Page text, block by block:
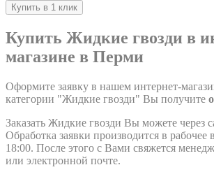
Купить в 1 клик
Купить Жидкие гвозди в
магазине в Перми
Оформите заявку в нашем интернет-
категории "Жидкие гвозди" Вы получите
Заказать Жидкие гвозди Вы можете через
Обработка заявки производится в рабочее
18:00. После этого с Вами свяжется
или электронной почте.